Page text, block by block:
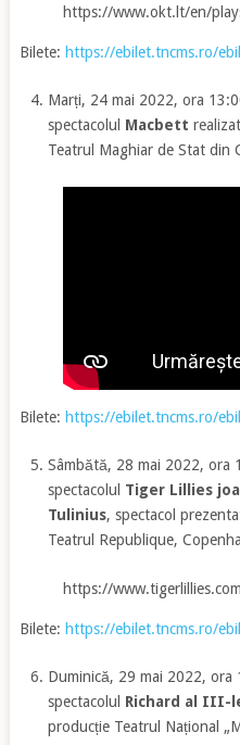
https://www.okt.lt/en/
Bilete: https://ebilet.tncms.ro/
Marți, 24 mai 2022, ora
spectacolul Macbett
Teatrul Maghiar de Stat din
Bilete: https://ebilet.tncms.ro/
Sâmbătă, 28 mai 2022, ora
spectacolul Tiger Lillies
Tulinius, spectacol
Teatrul Republique,
https://
Bilete: https://ebilet.tncms.ro/
Duminică, 29 mai 2022,
spectacolul Richard al III-
producție Teatrul Național